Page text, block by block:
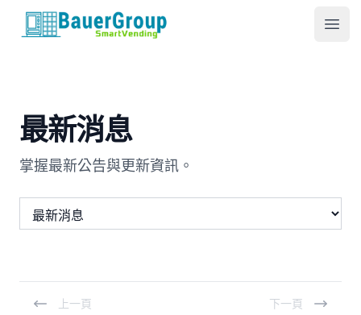
包爾科技
最新消息
掌握最新公告與更新資訊。
上一頁 下一頁